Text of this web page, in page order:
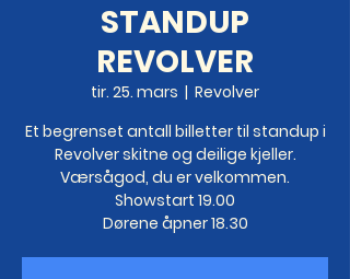
STANDUP
REVOLVER
tir. 25. mars
  |
Revolver
Et begrenset antall billetter til standup i
Revolver skitne og deilige kjeller.
Værsågod, du er velkommen.
Showstart 19.00
Dørene åpner 18.30